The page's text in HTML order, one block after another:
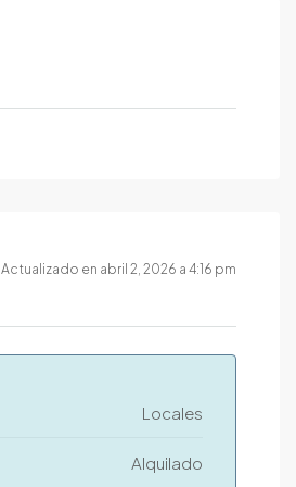
Actualizado en abril 2, 2026 a 4:16 pm
Locales
Alquilado